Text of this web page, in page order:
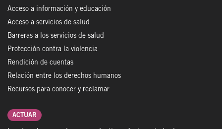
Acceso a información y educación
Acceso a servicios de salud
Barreras a los servicios de salud
Protección contra la violencia
Rendición de cuentas
Relación entre los derechos humanos
Recursos para conocer y reclamar
ACTUAR